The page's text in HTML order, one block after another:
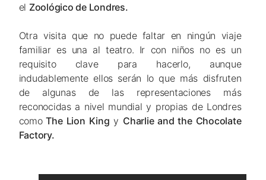
el Zoológico de Londres.
Otra visita que no puede faltar en ningún viaje
familiar es una al teatro. Ir con niños no es un
requisito clave para hacerlo, aunque
indudablemente ellos serán lo que más disfruten
de algunas de las representaciones más
reconocidas a nivel mundial y propias de Londres
comoThe Lion King y Charlie and the Chocolate
Factory.